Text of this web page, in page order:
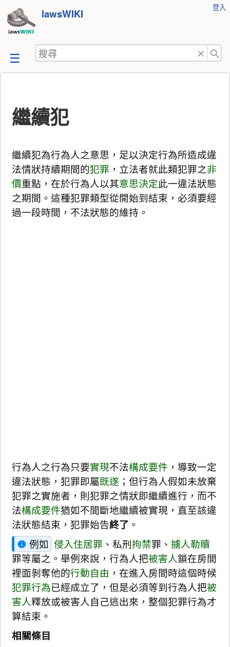
跳
至
容
lawsWIKI
工
登入
搜
尋
繼續犯
繼續犯為行為人之意思，足以決定行為所造成違
法情狀持續期間的犯罪 ，立法者就此類犯罪之非
價重點，在於行為人以其意思決定此一違法狀態
之期間。這種犯罪類型從開始到結束，必須要經
過一段時間，不法狀態的維持。
行為人之行為只要實現不法構成要件 ，導致一定
違法狀態，犯罪即屬既遂 ；但行為人假如未放棄
犯罪之實施者，則犯罪之情狀即繼續進行，而不
法構成要件猶如不間斷地繼續被實現，直至該違
法狀態結束，犯罪始告終了 。
例如 侵入住居罪 、私刑拘禁罪、擄人勒贖
罪等屬之。舉例來說，行為人把被害人鎖在房間
裡面剝奪他的行動自由 ，在進入房間時這個時候
犯罪行為已經成立了，但是必須等到行為人把被
害人釋放或被害人自己逃出來，整個犯罪行為才
算結束。
相關條目